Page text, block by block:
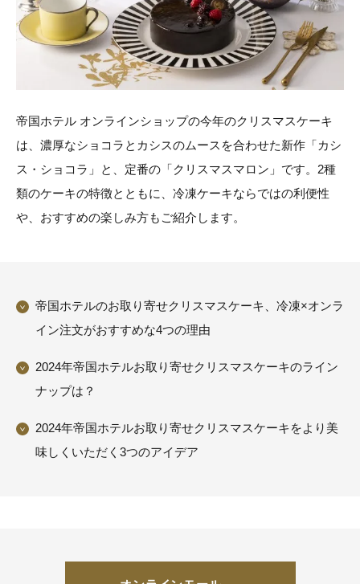
帝国ホテル オンラインショップの今年のクリスマスケーキ
は、濃厚なショコラとカシスのムースを合わせた新作「カシ
ス・ショコラ」と、定番の「クリスマスマロン」です。2種
類のケーキの特徴とともに、冷凍ケーキならではの利便性
や、おすすめの楽しみ方もご紹介します。
帝国ホテルのお取り寄せクリスマスケーキ、冷凍×オンラ
イン注文がおすすめな4つの理由
2024年帝国ホテルお取り寄せクリスマスケーキのライン
ナップは？
2024年帝国ホテルお取り寄せクリスマスケーキをより美
味しくいただく3つのアイデア